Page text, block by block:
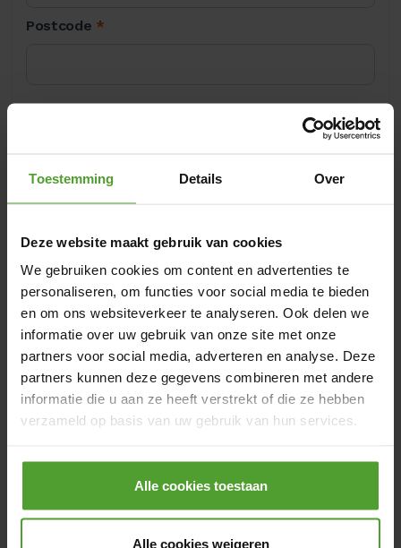
Toestemming Details Over
Deze website maakt gebruik van cookies
We gebruiken cookies om content en advertenties te
personaliseren, om functies voor social media te bieden
en om ons websiteverkeer te analyseren. Ook delen we
informatie over uw gebruik van onze site met onze
partners voor social media, adverteren en analyse. Deze
partners kunnen deze gegevens combineren met andere
informatie die u aan ze heeft verstrekt of die ze hebben
verzameld op basis van uw gebruik van hun services.
Door op de knop “Alle cookies weigeren” te klikken, kunt
u ervoor kiezen om alle cookies te weigeren, behalve de
noodzakelijke cookies. De noodzakelijke cookies zijn
Alle cookies toestaan
Alle cookies weigeren
Postcode *
Heb je ook interesse in
Thuisbatterij
Laadpaal
Heb je ook interesse in
bezoek gepersonaliseerde informatie te
ontvangen over een lening op afbetaling.
Ik wens geen informatie over een lening op